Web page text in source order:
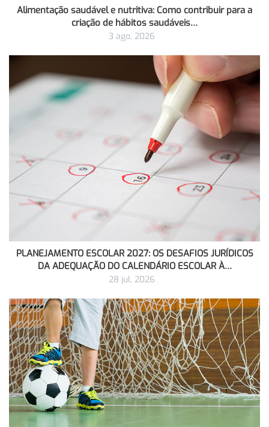
Alimentação saudável e nutritiva: Como contribuir para a
criação de hábitos saudáveis…
3 ago, 2026
PLANEJAMENTO ESCOLAR 2027: OS DESAFIOS JURÍDICOS
DA ADEQUAÇÃO DO CALENDÁRIO ESCOLAR À…
28 jul, 2026